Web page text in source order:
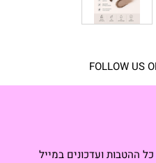
FOLLOW US
ההטבות ועדכונים במייל